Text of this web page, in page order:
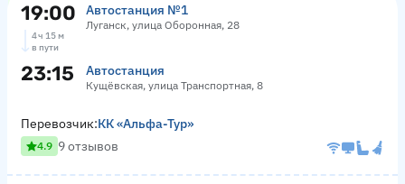
19:00 Автостанция №1
Луганск, улица Оборонная, 28
4 ч 15 м
в пути
23:15 Автостанция
Кущёвская, улица Транспортная, 8
Перевозчик:КК «Альфа-Тур»
4.9 9 отзывов